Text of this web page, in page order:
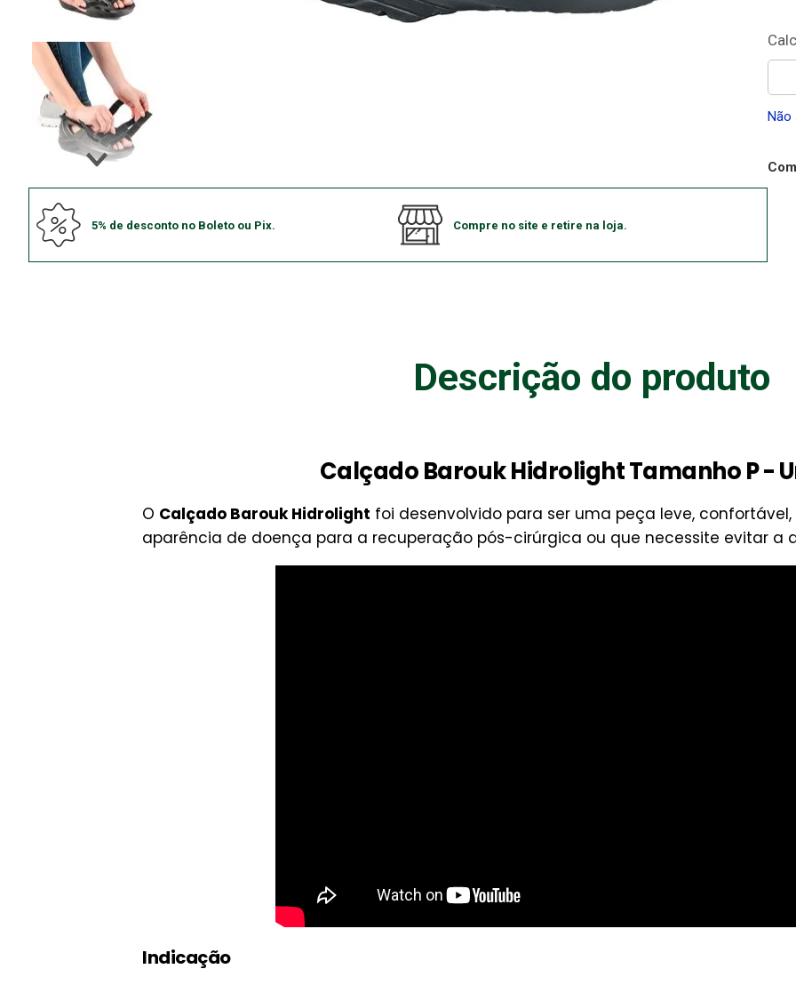
5% de desconto no Boleto ou Pix. Compre no site e retire na loja.
Não
Descrição do produto
Calçado Barouk Hidrolight Tamanho P -
O Calçado Barouk Hidrolight foi desenvolvido para ser uma peça leve,
aparência de doença para a recuperação pós-cirúrgica ou que necessite evitar a
Indicação